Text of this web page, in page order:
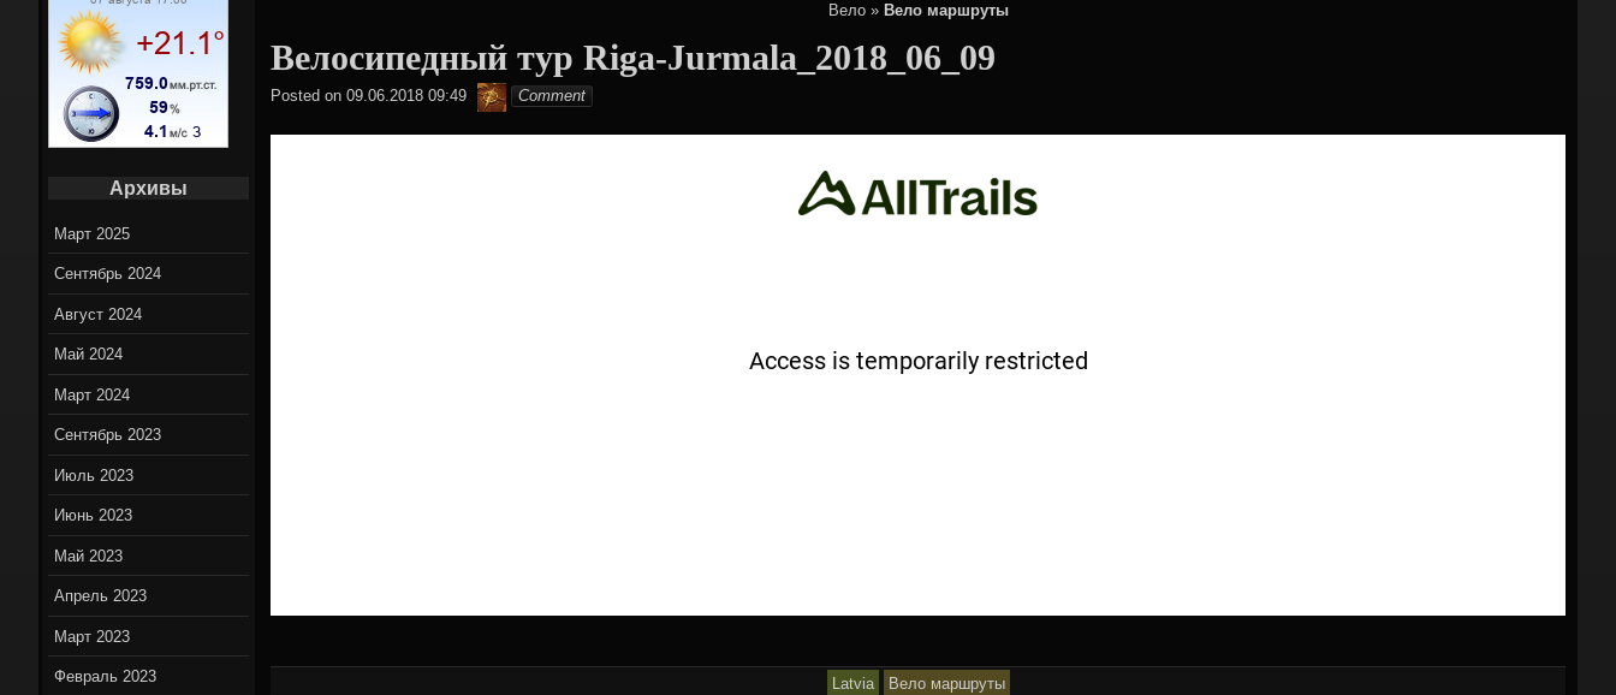
Вело новости
On-Line
ИСКУССТВЕННЫ
ЧСС в состоянии
покоя.
Вело» Вело маршруты
Велосипедный тур Riga-Jurmala_2018_06_09
Posted on 09.06.2018 09:49 Hamilton
Comment
Latvia Вело маршруты
Архивы
Март 2025
Сентябрь 2024
Август 2024
Май 2024
Март 2024
Сентябрь 2023
Июль 2023
Июнь 2023
Май 2023
Апрель 2023
Март 2023
Февраль 2023